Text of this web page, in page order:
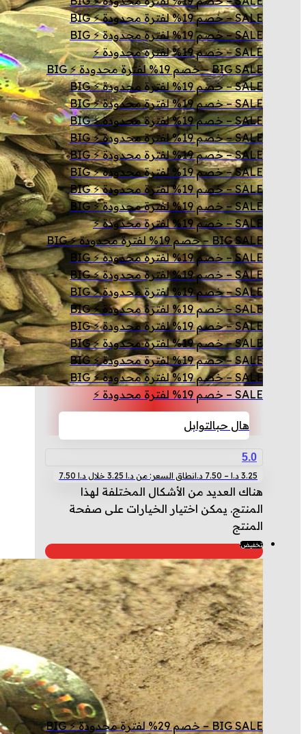
SALE – خصم 19% لفترة محدودة ⚡ BIG
SALE – خصم 19% لفترة محدودة ⚡ BIG
SALE – خصم 19% لفترة محدودة ⚡
BIG SALE – خصم 19% لفترة محدودة ⚡ BIG
SALE – خصم 19% لفترة محدودة ⚡ BIG
SALE – خصم 19% لفترة محدودة ⚡ BIG
SALE – خصم 19% لفترة محدودة ⚡ BIG
SALE – خصم 19% لفترة محدودة ⚡ BIG
SALE – خصم 19% لفترة محدودة ⚡ BIG
SALE – خصم 19% لفترة محدودة ⚡ BIG
SALE – خصم 19% لفترة محدودة ⚡ BIG
SALE – خصم 19% لفترة محدودة ⚡ BIG
SALE – خصم 19% لفترة محدودة ⚡
BIG SALE – خصم 19% لفترة محدودة ⚡ BIG
SALE – خصم 19% لفترة محدودة ⚡ BIG
SALE – خصم 19% لفترة محدودة ⚡ BIG
SALE – خصم 19% لفترة محدودة ⚡ BIG
SALE – خصم 19% لفترة محدودة ⚡ BIG
SALE – خصم 19% لفترة محدودة ⚡ BIG
SALE – خصم 19% لفترة محدودة ⚡ BIG
SALE – خصم 19% لفترة محدودة ⚡ BIG
SALE – خصم 19% لفترة محدودة ⚡ BIG
SALE – خصم 19% لفترة محدودة ⚡
هال حبالتوابل
5.0
3.25 د.ا –
7.50 د.انطاق السعر: من ⁦3.25 د.ا⁩ خلال ⁦7.50 د.ا⁩
هناك العديد من الأشكال المختلفة لهذا
المنتج. يمكن اختيار الخيارات على صفحة
المنتج
تخفيض!
BIG SALE – خصم 29% لفترة محدودة ⚡ BIG